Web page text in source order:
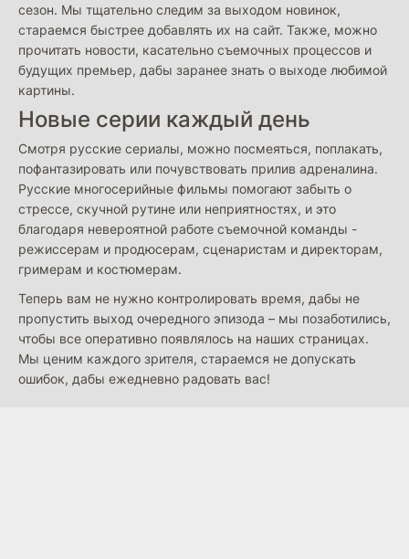
сезон. Мы тщательно следим за выходом новинок,
стараемся быстрее добавлять их на сайт. Также, можно
прочитать новости, касательно съемочных процессов и
будущих премьер, дабы заранее знать о выходе любимой
картины.
Новые серии каждый день
Смотря русские сериалы, можно посмеяться, поплакать,
пофантазировать или почувствовать прилив адреналина.
Русские многосерийные фильмы помогают забыть о
стрессе, скучной рутине или неприятностях, и это
благодаря невероятной работе съемочной команды -
режиссерам и продюсерам, сценаристам и директорам,
гримерам и костюмерам.
Теперь вам не нужно контролировать время, дабы не
пропустить выход очередного эпизода – мы позаботились,
чтобы все оперативно появлялось на наших страницах.
Мы ценим каждого зрителя, стараемся не допускать
ошибок, дабы ежедневно радовать вас!